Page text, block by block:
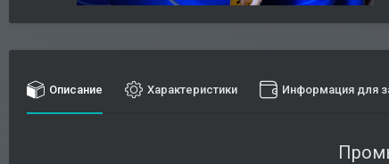
Описание Характеристики Информация для